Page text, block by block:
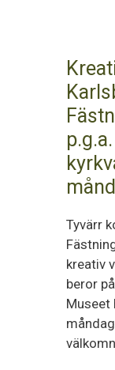
Tyvärr
kreativ
beror
Museet